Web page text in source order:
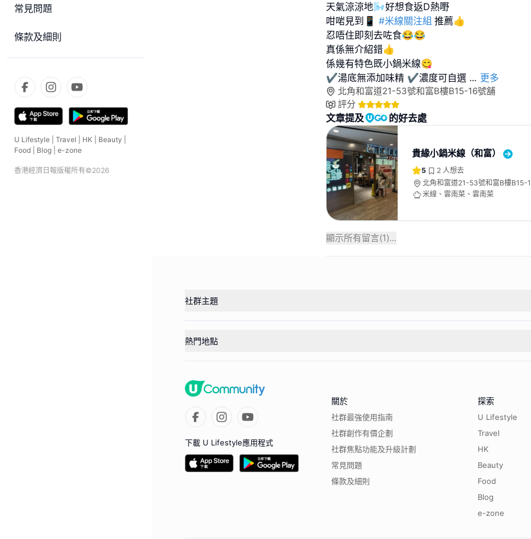
常見問題
條款及細則
U Lifestyle Travel HK Beauty
Food
Blog e-zone
香港經濟日報版權所有©2026
天氣涼涼地🌬️好想食返D熱嘢
咁啱見到📱 #米線關注組 推薦👍
忍唔住即刻去咗食😂😂
真係無介紹錯👍
係幾有特色既小鍋米線😋
✔️湯底無添加味精 ✔️濃度可自選 ... 更多
北角和富道21-53號和富B樓B15-16號舖
評分
文章提及 的好去處
貴緣小鍋米線（和富）
5 2 人想去
北角和富道21-53號和富B樓B15-
米線、雲南菜、雲南菜
顯示所有留言(1)...
社群主題
熱門地點
下載 U Lifestyle應用程式
關於
社群最強使用指南
社群創作有價企劃
社群焦點功能及升級計劃
常見問題
條款及細則
探索
U Lifestyle
Travel
HK
Beauty
Food
Blog
e-zone